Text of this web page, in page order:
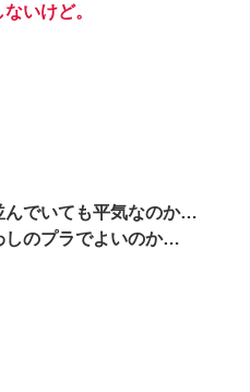
いけど。
でいても平気なのか…
しのプラでよいのか…